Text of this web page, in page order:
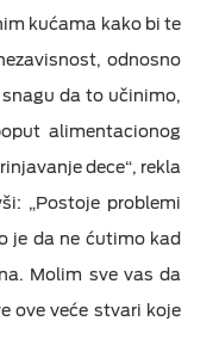
kućama kako bi te
odnosno
da to učinimo,
alimentacionog
dece“, rekla
„Postoje problemi
je da ne ćutimo kad
Molim sve vas da
ove veće stvari koje